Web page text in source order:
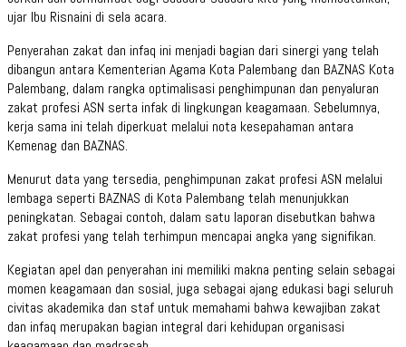
ujar Ibu Risnaini di sela acara.
Penyerahan zakat dan infaq ini menjadi bagian dari sinergi yang telah
dibangun antara Kementerian Agama Kota Palembang dan BAZNAS Kota
Palembang, dalam rangka optimalisasi penghimpunan dan penyaluran
zakat profesi ASN serta infak di lingkungan keagamaan. Sebelumnya,
kerja sama ini telah diperkuat melalui nota kesepahaman antara
Kemenag dan BAZNAS.
Menurut data yang tersedia, penghimpunan zakat profesi ASN melalui
lembaga seperti BAZNAS di Kota Palembang telah menunjukkan
peningkatan. Sebagai contoh, dalam satu laporan disebutkan bahwa
zakat profesi yang telah terhimpun mencapai angka yang signifikan.
Kegiatan apel dan penyerahan ini memiliki makna penting selain sebagai
momen keagamaan dan sosial, juga sebagai ajang edukasi bagi seluruh
civitas akademika dan staf untuk memahami bahwa kewajiban zakat
dan infaq merupakan bagian integral dari kehidupan organisasi